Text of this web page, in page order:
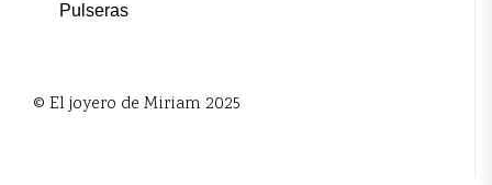
Pulseras
© El joyero de Miriam 2025